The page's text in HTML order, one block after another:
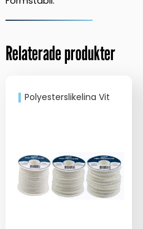
Relaterade produkter
Polyesterslikelina Vit